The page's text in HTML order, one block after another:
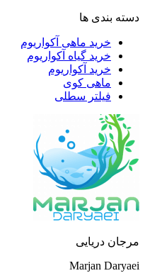
دسته بندی ها
خرید ماهی آکواریوم
خرید گیاه آکواریوم
خرید آکواریوم
ماهی کوی
فیلتر سطلی
مرجان دریایی
Marjan Daryaei